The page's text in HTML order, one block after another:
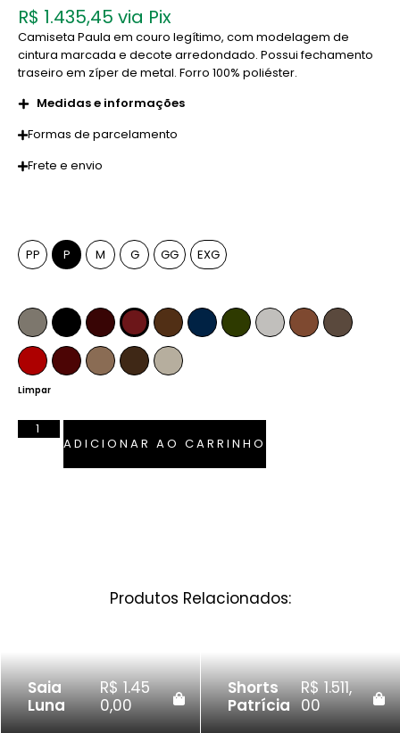
R$ 1.435,45 via Pix
Camiseta Paula em couro legítimo, com modelagem de
cintura marcada e decote arredondado. Possui fechamento
traseiro em zíper de metal. Forro 100% poliéster.
Medidas e informações
Formas de parcelamento
Frete e envio
PP
P M G GG EXG
Fendi Preto Pinhão MarsalaWhiskeyAzul MarinhoVerde Musgo
Off-WhiteCarameloAnelina
Vermelho Ferrari
Bordô Camel Tabaco Pérola
Limpar
ADICIONAR AO CARRINHO
Produtos Relacionados:
Saia
Luna
R$1.45
0,00
Shorts
Patrícia
R$1.511,
00